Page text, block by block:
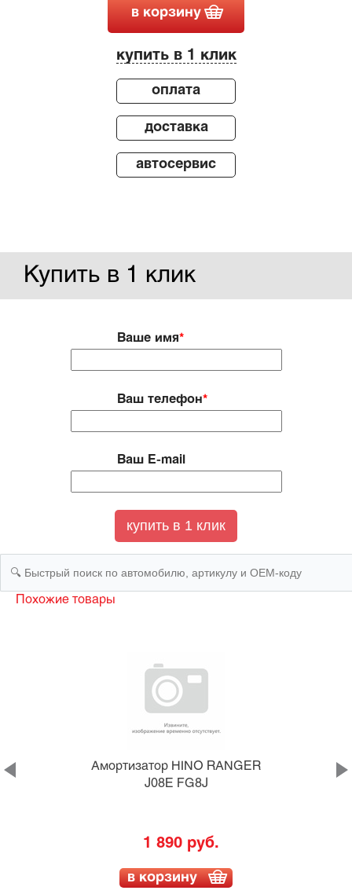
в корзину
купить в 1 клик
оплата
доставка
автосервис
Купить в 1 клик
Ваше имя*
Ваш телефон*
Ваш E-mail
Похожие товары
Амортизатор HINO RANGER
J08E FG8J
1 890 руб.
в корзину